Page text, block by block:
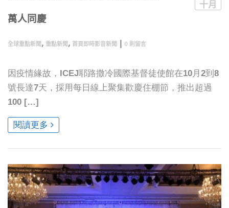
萬人同慶
全球重點新聞, 重點新聞, 首頁即時影音新聞 | 0 則留言
十月
因疫情緣故，ICEJ耶路撒冷國際基督徒使館在10月2到8
號長達7天，採用每日線上聚集歡慶住棚節，推出超過
100 […]
閱讀更多